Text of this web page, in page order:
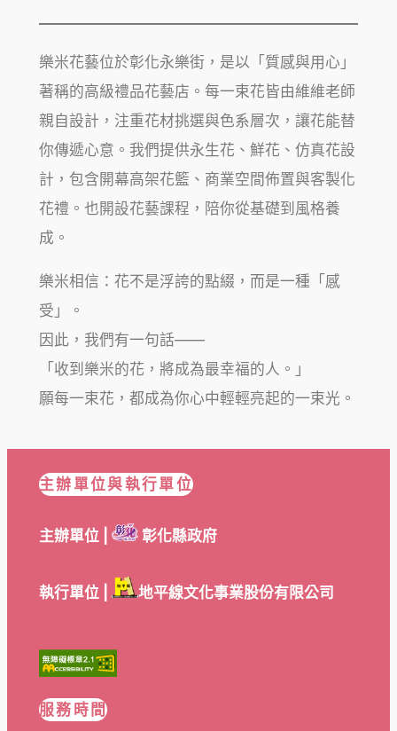
樂米花藝位於彰化永樂街，是以「質感與用心」
著稱的高級禮品花藝店。每一束花皆由維維老師
親自設計，注重花材挑選與色系層次，讓花能替
你傳遞心意。我們提供永生花、鮮花、仿真花設
計，包含開幕高架花籃、商業空間佈置與客製化
花禮。也開設花藝課程，陪你從基礎到風格養
成。
樂米相信：花不是浮誇的點綴，而是一種「感
受」。
因此，我們有一句話——
「收到樂米的花，將成為最幸福的人。」
願每一束花，都成為你心中輕輕亮起的一束光。
主辦單位與執行單位
主辦單位 | 彰化縣政府
執行單位 | 地平線文化事業股份有限公司
服務時間